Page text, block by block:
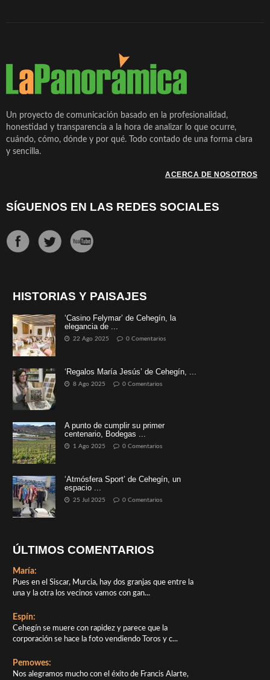
Un proyecto de comunicación basado en la profesionalidad,
honestidad y transparencia a la hora de analizar lo que ocurre,
cuándo, cómo, dónde y por qué. Todo contado de una forma clara
y sencilla.
ACERCA DE NOSOTROS
SÍGUENOS EN LAS REDES SOCIALES
HISTORIAS Y PAISAJES
‘Casino Felymar’ de Cehegín, la
elegancia de ...
22 Ago 2025 0 Comentarios
‘Regalos María Jesús’ de Cehegín, ...
8 Ago 2025 0 Comentarios
A punto de cumplir su primer
centenario, Bodegas ...
1 Ago 2025 0 Comentarios
‘Atmósfera Sport’ de Cehegín, un
espacio ...
25 Jul 2025 0 Comentarios
ÚLTIMOS COMENTARIOS
María:
Pues en el Siscar, Murcia, hay dos granjas que entre la
una y la otra los vecinos vamos con gan...
Espín:
Cehegín se muere con rapidez y parece que la
corporación se hace la foto vendiendo Toros y c...
Pemowes:
Nos alegramos mucho con el éxito de Francis Alarte,